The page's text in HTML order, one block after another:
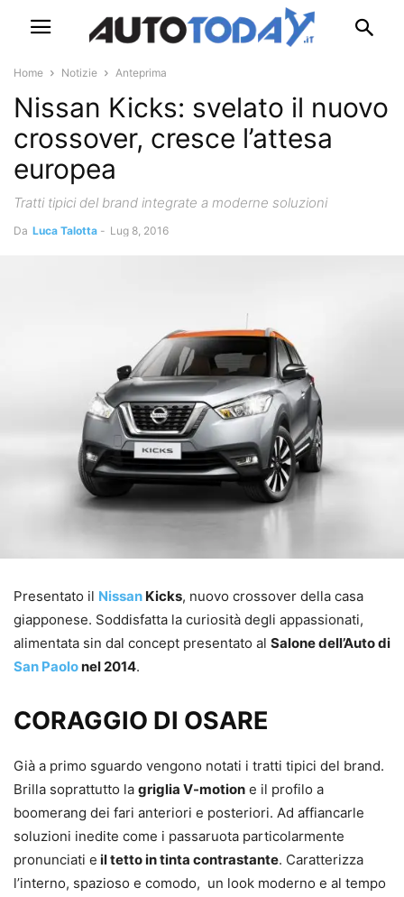
Home Notizie Anteprima
Nissan Kicks: svelato il nuovo
crossover, cresce l’attesa
europea
Tratti tipici del brand integrate a moderne soluzioni
Da Luca Talotta - Lug 8, 2016
Presentato il Nissan Kicks, nuovo crossover della casa
giapponese. Soddisfatta la curiosità degli appassionati,
alimentata sin dal concept presentato al Salone dell’Auto di
San Paolonel 2014.
CORAGGIO DI OSARE
Già a primo sguardo vengono notati i tratti tipici del brand.
Brilla soprattutto la griglia V-motion e il profilo a
boomerang dei fari anteriori e posteriori. Ad affiancarle
soluzioni inedite come i passaruota particolarmente
pronunciati e il tetto in tinta contrastante. Caratterizza
l’interno, spazioso e comodo, un look moderno e al tempo